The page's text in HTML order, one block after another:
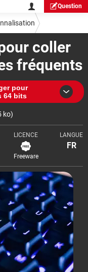
Question
coller
fréquents
pour
64 bits
ko)
LICENCE
Freeware
LANGUE
FR